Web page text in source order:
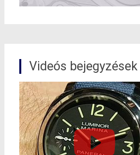
Videós bejegyzések